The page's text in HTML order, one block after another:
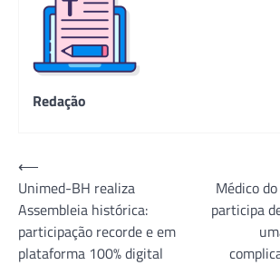
Redação
Navegação
de
Post
⟵
Unimed-BH realiza
Assembleia histórica:
participação recorde e em
plataforma 100% digital
Médico
participa